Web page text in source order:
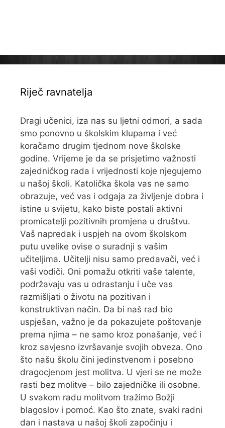
Riječ ravnatelja
Dragi učenici, iza nas su ljetni odmori, a sada
smo ponovno u školskim klupama i već
koračamo drugim tjednom nove školske
godine. Vrijeme je da se prisjetimo važnosti
zajedničkog rada i vrijednosti koje njegujemo
u našoj školi. Katolička škola vas ne samo
obrazuje, već vas i odgaja za življenje dobra i
istine u svijetu, kako biste postali aktivni
promicatelji pozitivnih promjena u društvu.
Vaš napredak i uspjeh na ovom školskom
putu uvelike ovise o suradnji s vašim
učiteljima. Učitelji nisu samo predavači, već i
vaši vodiči. Oni pomažu otkriti vaše talente,
podržavaju vas u odrastanju i uče vas
razmišljati o životu na pozitivan i
konstruktivan način. Da bi naš rad bio
uspješan, važno je da pokazujete poštovanje
prema njima – ne samo kroz ponašanje, već i
kroz savjesno izvršavanje svojih obveza. Ono
što našu školu čini jedinstvenom i posebno
dragocjenom jest molitva. U vjeri se ne može
rasti bez molitve – bilo zajedničke ili osobne.
U svakom radu molitvom tražimo Božji
blagoslov i pomoć. Kao što znate, svaki radni
dan i nastava u našoj školi započinju i